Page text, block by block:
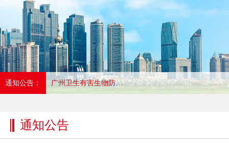
通知公告： 关于举办2026年第一期有害生物防制员初、高培训的报名通知
通知公告